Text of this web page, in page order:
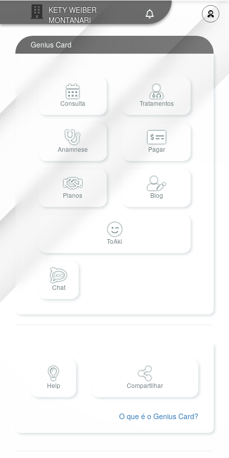
KETY WEIBER
MONTANARI
Genius Card
Consulta Tratamentos
Anamnese Pagar
Planos Blog
ToAki
Chat
Compartilhar
Help
O que é o Genius Card?